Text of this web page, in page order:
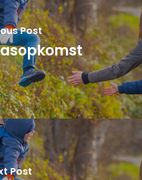
Post
Post